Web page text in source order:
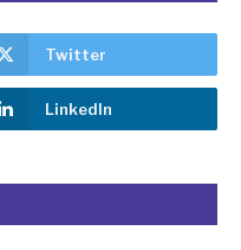
Twitter
LinkedIn